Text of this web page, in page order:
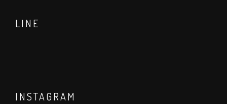
LINE
INSTAGRAM